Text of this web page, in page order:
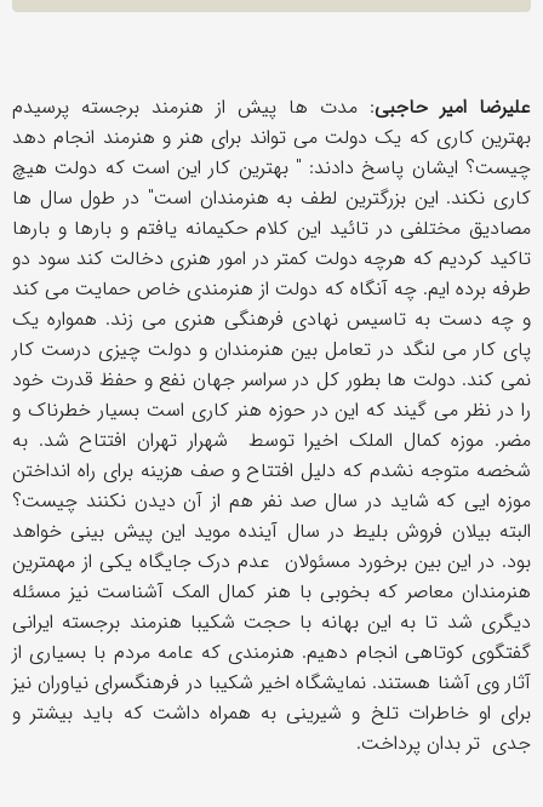
علیرضا امیر حاجبی: مدت ها پیش از هنرمند برجسته پرسیدم
بهترین کاری که یک دولت می تواند برای هنر و هنرمند انجام دهد
چیست؟ ایشان پاسخ دادند: " بهترین کار این است که دولت هیچ
کاری نکند. این بزرگترین لطف به هنرمندان است" در طول سال ها
مصادیق مختلفی در تائید این کلام حکیمانه یافتم و بارها و بارها
تاکید کردیم که هرچه دولت کمتر در امور هنری دخالت کند سود دو
طرفه برده ایم. چه آنگاه که دولت از هنرمندی خاص حمایت می کند
و چه دست به تاسیس نهادی فرهنگی هنری می زند. همواره یک
پای کار می لنگد در تعامل بین هنرمندان و دولت چیزی درست کار
نمی کند. دولت ها بطور کل در سراسر جهان نفع و حفظ قدرت خود
را در نظر می گیند که این در حوزه هنر کاری است بسیار خطرناک و
مضر. موزه کمال الملک اخیرا توسط شهرار تهران افتتاح شد. به
شخصه متوجه نشدم که دلیل افتتاح و صف هزینه برای راه انداختن
موزه ایی که شاید در سال صد نفر هم از آن دیدن نکنند چیست؟
البته بیلان فروش بلیط در سال آینده موید این پیش بینی خواهد
بود. در این بین برخورد مسئولان عدم درک جایگاه یکی از مهمترین
هنرمندان معاصر که بخوبی با هنر کمال المک آشناست نیز مسئله
دیگری شد تا به این بهانه با حجت شکیبا هنرمند برجسته ایرانی
گفتگوی کوتاهی انجام دهیم. هنرمندی که عامه مردم با بسیاری از
آثار وی آشنا هستند. نمایشگاه اخیر شکیبا در فرهنگسرای نیاوران نیز
برای او خاطرات تلخ و شیرینی به همراه داشت که باید بیشتر و
جدی تر بدان پرداخت.